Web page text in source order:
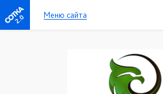
2.0 Меню сайта